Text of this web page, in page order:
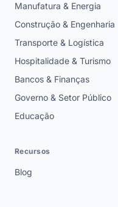
Manufatura & Energia
Construção & Engenharia
Transporte & Logística
Hospitalidade & Turismo
Bancos & Finanças
Governo & Setor Público
Educação
Recursos
Blog